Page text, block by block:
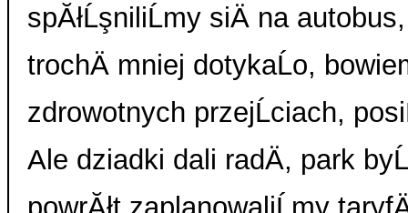
spĂłĹşniliĹmy siÄ na
trochÄ mniej dotykaĹo,
zdrowotnych przejĹciach,
Ale dziadki dali radÄ, park